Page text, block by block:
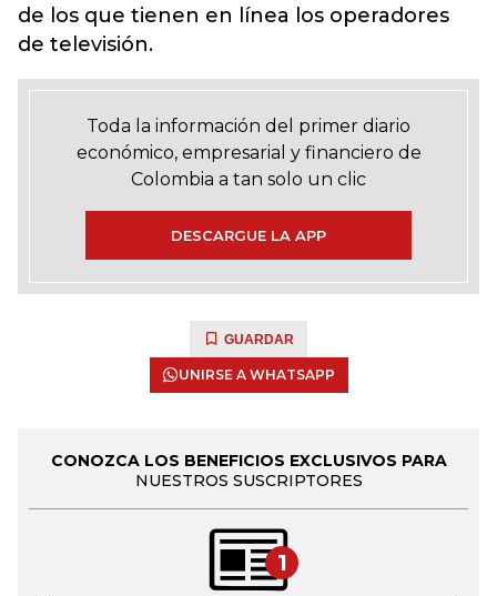
de los que tienen en línea los operadores
de televisión.
Toda la información del primer diario
económico, empresarial y financiero de
Colombia a tan solo un clic
DESCARGUE LA APP
GUARDAR
UNIRSE A WHATSAPP
CONOZCA LOS BENEFICIOS EXCLUSIVOS PARA
NUESTROS SUSCRIPTORES
1